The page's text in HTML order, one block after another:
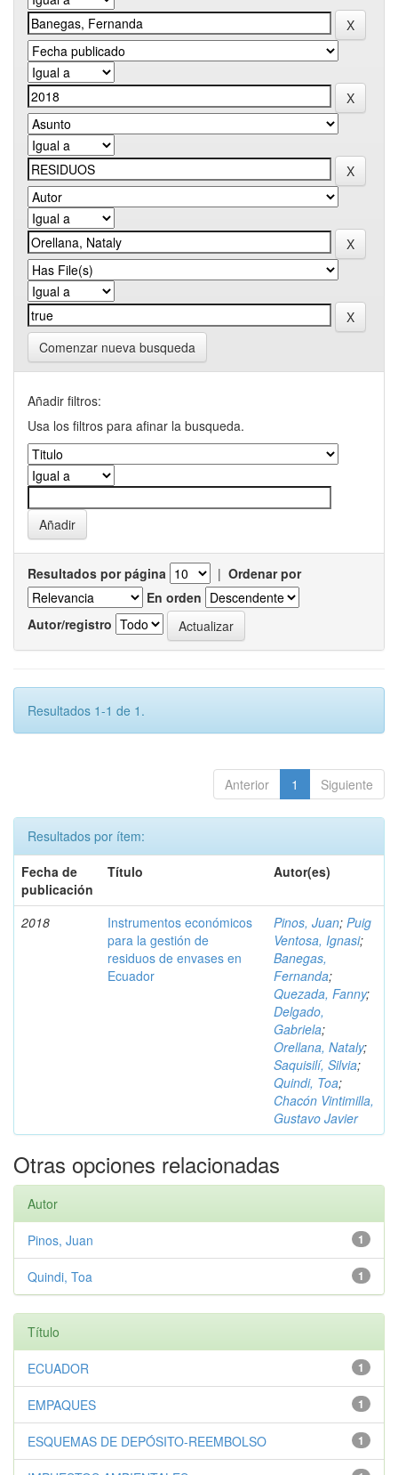
Comenzar nueva busqueda
Añadir filtros:
Usa los filtros para afinar la busqueda.
Resultados por página | Ordenar por
En orden
Autor/registro
Resultados 1-1 de 1.
Anterior 1 Siguiente
Resultados por ítem:
Fecha de
publicación
Título Autor(es)
2018
Instrumentos económicos
para la gestión de
residuos de envases en
Ecuador
Pinos, Juan; Puig
Ventosa, Ignasi;
Banegas,
Fernanda;
Quezada, Fanny;
Delgado,
Gabriela;
Orellana, Nataly;
Saquisilí, Silvia;
Quindi, Toa;
Chacón Vintimilla,
Gustavo Javier
Otras opciones relacionadas
Autor
1
Pinos, Juan
1
Quindi, Toa
Título
1
ECUADOR
1
EMPAQUES
1
ESQUEMAS DE DEPÓSITO-REEMBOLSO